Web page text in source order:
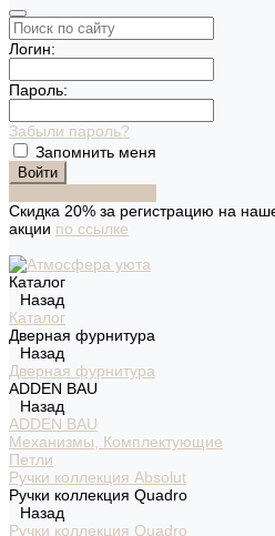
Логин:
Пароль:
Забыли пароль?
Запомнить меня
Скидка 20% за регистрацию на
акции по ссылке
Каталог
Назад
Каталог
Дверная фурнитура
Назад
Дверная фурнитура
ADDEN BAU
Назад
ADDEN BAU
Механизмы, Комплектующие
Петли
Ручки коллекция Absolut
Ручки коллекция Quadro
Назад
Ручки коллекция Quadro